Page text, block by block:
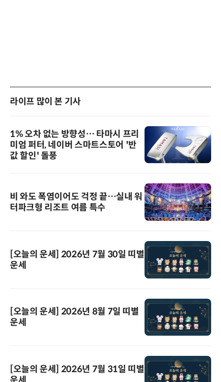
라이프 많이 본 기사
1% 오차 없는 방향성… 타마시 프리
미엄 퍼터, 네이버 스마트스토어 '반
값 할인' 돌풍
비 와도 폭염이어도 걱정 끝…실내 워
터파크형 리조트 여름 특수
[오늘의 운세] 2026년 7월 30일 띠별
운세
[오늘의 운세] 2026년 8월 7일 띠별
운세
[오늘의 운세] 2026년 7월 31일 띠별